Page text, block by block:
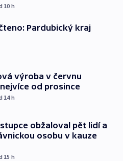
10 h
Pardubický kraj
výroba v červnu
od prosince
14h
obžaloval pět lidí a
osobu v kauze
15 h